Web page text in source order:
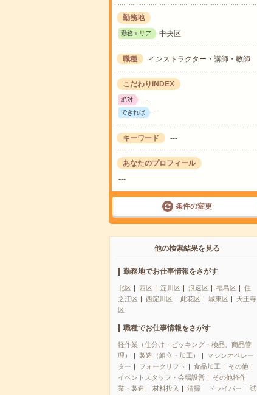
勤務地
勤務エリア 中央区
職種 インストラクター・講師・教師
こだわりINDEX
絶対 ---
できれば ---
キーワード ---
あなたのプロフィール
---
条件の変更
他の検索結果を見る
勤務地でお仕事情報をさがす
北区 西区 淀川区 浪速区 福島区
住
之江区
西淀川区 此花区 城東区
天王寺
区
職種でお仕事情報をさがす
軽作業（仕分け・ピッキング・検品、商品管
理）
製造（組立・加工）
マシンオペレー
ター
フォークリフト 食品加工
その他
イベントスタッフ・会場設営
その他軽作
業・製造
材料投入 清掃 ドライバー
試